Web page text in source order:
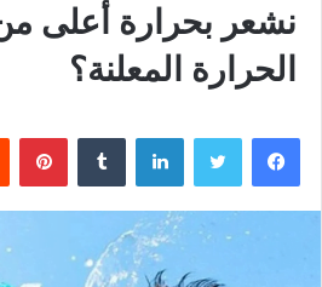
نشعر بحرارة أعلى
الحرارة المعلنة؟
فيسبوك تويتر لينكدإن